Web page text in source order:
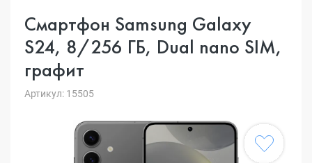
Смартфон Samsung Galaxy
S24, 8/256 ГБ, Dual nano SIM,
графит
Артикул: 15505